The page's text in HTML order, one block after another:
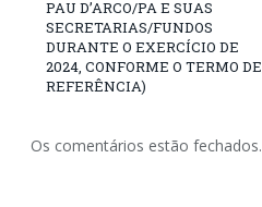
PAU D’ARCO/PA E SUAS
SECRETARIAS/FUNDOS
DURANTE O EXERCÍCIO DE
2024, CONFORME O TERMO DE
REFERÊNCIA)
Os comentários estão fechados.